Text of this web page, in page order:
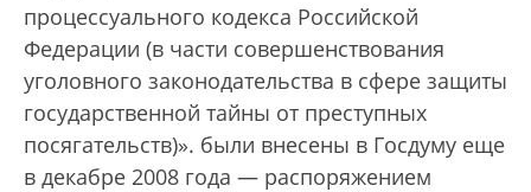
процессуального кодекса Российской
Федерации (в части совершенствования
уголовного законодательства в сфере защиты
государственной тайны от преступных
посягательств)». были внесены в Госдуму еще
в декабре 2008 года — распоряжением